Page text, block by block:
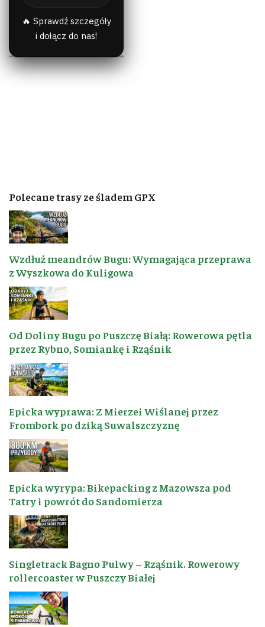
🔥 Sprawdź szczegóły
i dołącz do nas!
Polecane trasy ze śladem GPX
Wzdłuż meandrów Bugu: Wymagająca przeprawa
z Wyszkowa do Kuligowa
Od Doliny Bugu po Puszczę Białą: Rowerowa pętla
przez Rybno, Somiankę i Rząśnik
Epicka wyprawa: Z Mierzei Wiślanej przez
Frombork po dziką Suwalszczyznę
Epicka wyrypa: Bikepacking z Mazowsza pod
Tatry i powrót do Sandomierza
Singletrack Bagno Pulwy – Rząśnik. Rowerowy
rollercoaster w Puszczy Białej